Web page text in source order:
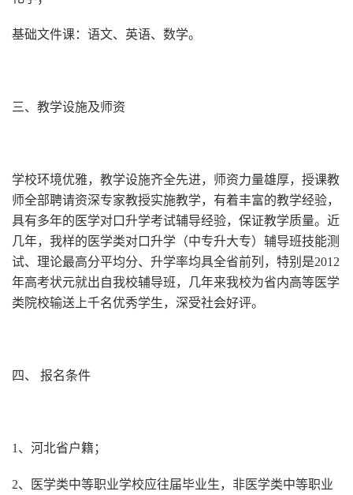
基础文件课：语文、英语、数学。
三、教学设施及师资
学校环境优雅，教学设施齐全先进，师资力量雄厚，授课教
师全部聘请资深专家教授实施教学，有着丰富的教学经验，
具有多年的医学对口升学考试辅导经验，保证教学质量。近
几年，我样的医学类对口升学（中专升大专）辅导班技能测
试、理论最高分平均分、升学率均具全省前列，特别是2012
年高考状元就出自我校辅导班，几年来我校为省内高等医学
类院校输送上千名优秀学生，深受社会好评。
四、 报名条件
1、河北省户籍；
2、医学类中等职业学校应往届毕业生，非医学类中等职业